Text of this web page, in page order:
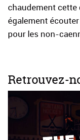
chaudement cette
également
pour les non-
Retrouvez-